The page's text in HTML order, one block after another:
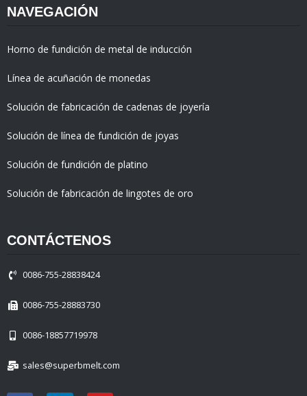
NAVEGACIÓN
Horno de fundición de metal de inducción
Línea de acuñación de monedas
Solución de fabricación de cadenas de joyería
Solución de línea de fundición de joyas
Solución de fundición de platino
Solución de fabricación de lingotes de oro
CONTÁCTENOS
0086-755-28838424
0086-755-28883730
0086-18857719978
sales@superbmelt.com